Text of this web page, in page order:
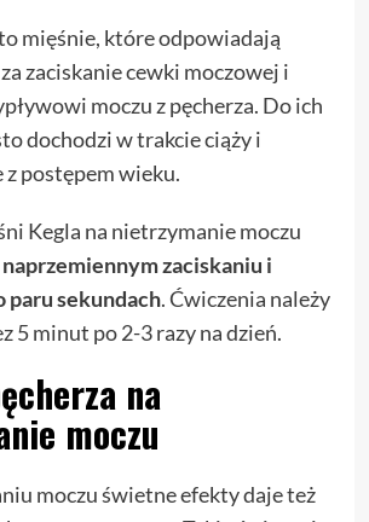
mięśnie, które odpowiadają
zaciskanie cewki moczowej i
moczu z pęcherza. Do ich
dochodzi w trakcie ciąży i
z postępem wieku.
Kegla na nietrzymanie moczu
naprzemiennym zaciskaniu i
paru sekundach. Ćwiczenia należy
5 minut po 2-3 razy na dzień.
na
moczu
moczu świetne efekty daje też